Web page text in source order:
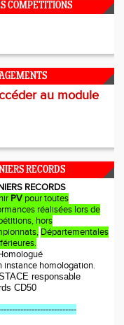
COMPETITIONS
au module
RECORDS
RECORDS
PV pour toutes
réalisées lors de
hors
Départementales
instance homologation.
responsable
CD50